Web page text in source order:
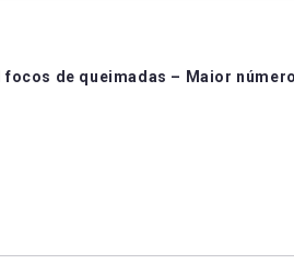
focos de queimadas – Maior